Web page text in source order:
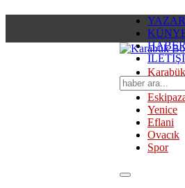
Karabük
Yenice
Eflani
Ovacık
Spor